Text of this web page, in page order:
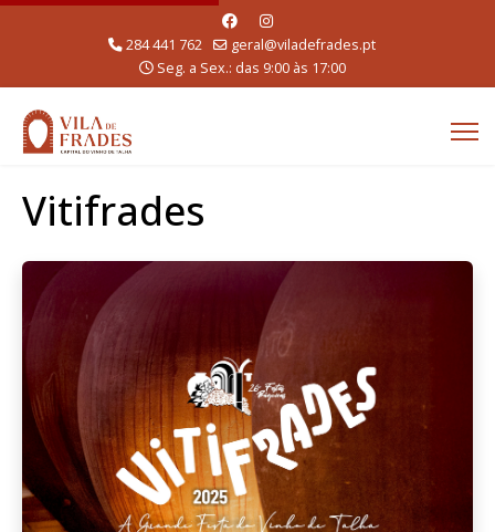
284 441 762
geral@viladefrades.pt
Seg. a Sex.: das 9:00 às 17:00
Vitifrades